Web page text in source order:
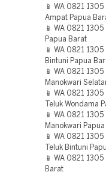
📱 WA 0821
Ampat Papua
📱 WA 0821
Papua Barat
📱 WA 0821
Bintuni Papua
📱 WA 0821
Manokwari
📱 WA 0821
Teluk Wondama
📱 WA 0821
Manokwari
📱 WA 0821
Teluk Bintuni
📱 WA 0821
Barat